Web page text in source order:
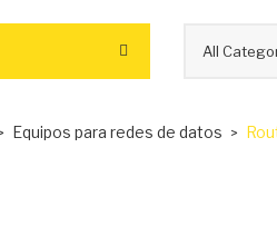
Equipos para redes de datos